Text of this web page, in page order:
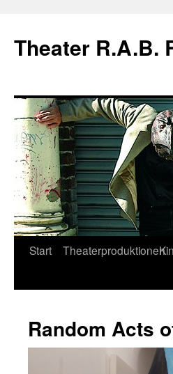
Theater R.A.B.
Zum
Start Theaterproduktionen
Random Acts